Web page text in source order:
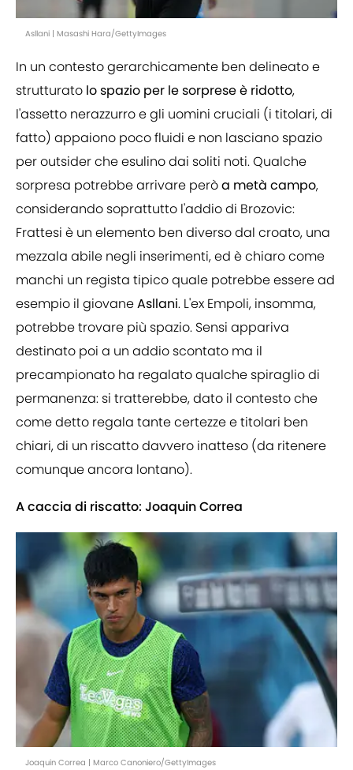
Asllani | Masashi Hara/GettyImages
In un contesto gerarchicamente ben delineato e
strutturato lo spazio per le sorprese è ridotto,
l'assetto nerazzurro e gli uomini cruciali (i titolari, di
fatto) appaiono poco fluidi e non lasciano spazio
per outsider che esulino dai soliti noti. Qualche
sorpresa potrebbe arrivare peròa metà campo,
considerando soprattutto l'addio di Brozovic:
Frattesi è un elemento ben diverso dal croato, una
mezzala abile negli inserimenti, ed è chiaro come
manchi un regista tipico quale potrebbe essere ad
esempio il giovaneAsllani. L'ex Empoli, insomma,
potrebbe trovare più spazio. Sensi appariva
destinato poi a un addio scontato ma il
precampionato ha regalato qualche spiraglio di
permanenza: si tratterebbe, dato il contesto che
come detto regala tante certezze e titolari ben
chiari, di un riscatto davvero inatteso (da ritenere
comunque ancora lontano).
A caccia di riscatto: Joaquin Correa
Joaquin Correa | Marco Canoniero/GettyImages